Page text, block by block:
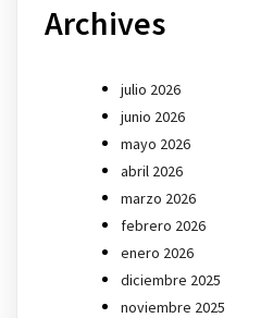
Archives
julio 2026
junio 2026
mayo 2026
abril 2026
marzo 2026
febrero 2026
enero 2026
diciembre 2025
noviembre 2025